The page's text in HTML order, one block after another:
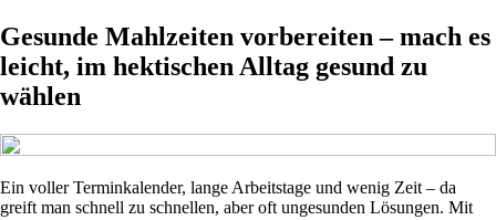
Gesunde Mahlzeiten vorbereiten – mach es
leicht, im hektischen Alltag gesund zu
wählen
Ein voller Terminkalender, lange Arbeitstage und wenig Zeit – da
greift man schnell zu schnellen, aber oft ungesunden Lösungen. Mit